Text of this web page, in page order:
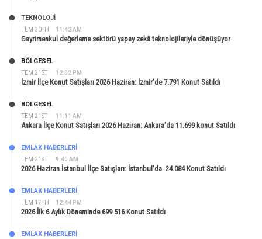
TEM 30TH 11:42 AM
TEKNOLOJİ
Gayrimenkul değerleme sektörü yapay zekâ teknolojileriyle dönüşüyor
TEM 21ST 12:02 PM
BÖLGESEL
İzmir İlçe Konut Satışları 2026 Haziran: İzmir’de 7.791 Konut Satıldı
TEM 21ST 11:11 AM
BÖLGESEL
Ankara İlçe Konut Satışları 2026 Haziran: Ankara’da 11.699 konut Satıldı
TEM 21ST 9:40 AM
EMLAK HABERLERI
2026 Haziran İstanbul İlçe Satışları: İstanbul’da 24.084 Konut Satıldı
TEM 17TH 12:44 PM
EMLAK HABERLERI
2026 İlk 6 Aylık Döneminde 699.516 Konut Satıldı
EMLAK HABERLERI